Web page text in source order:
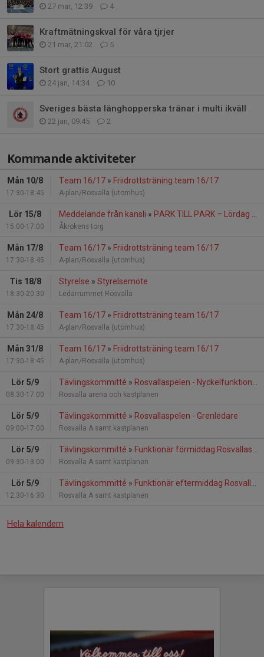
27 mar, 12:39 4
Kraftmätningskval för våra tjrjer
21 mar, 21:02 5
Stort grattis August
24 jan, 14:34 10
Sveriges bästa länghopperska tränar i multi ikväll
22 jan, 09:45 2
Kommande aktiviteter
Mån 10/8
17:30-18:45
Team 16/17 » Friidrottsträning team 16/17
A-plan/Rosvalla (utomhus)
Lör 15/8
15:00-17:00
Meddelande från kansli » PARK TILL PARK – Lördag 15 augusti 2026
Åkrokens torg
Mån 17/8
17:30-18:45
Team 16/17 » Friidrottsträning team 16/17
A-plan/Rosvalla (utomhus)
Tis 18/8
18:30-20:30
Styrelse » Styrelsemöte
Ledarrummet Rosvalla
Mån 24/8
17:30-18:45
Team 16/17 » Friidrottsträning team 16/17
A-plan/Rosvalla (utomhus)
Mån 31/8
17:30-18:45
Team 16/17 » Friidrottsträning team 16/17
A-plan/Rosvalla (utomhus)
Lör 5/9
08:30-17:00
Tävlingskommitté » Rosvallaspelen - Nyckelfunktionärer
Rosvalla arena och kastplanen
Lör 5/9
09:00-17:00
Tävlingskommitté » Rosvallaspelen - Grenledare
Rosvalla A samt kastplanen
Lör 5/9
09:30-13:00
Tävlingskommitté » Funktionär förmiddag Rosvallaspelen
Rosvalla A samt kastplanen
Lör 5/9
12:30-16:30
Tävlingskommitté » Funktionär eftermiddag Rosvallaspelen
Rosvalla A samt kastplanen
Hela kalendern